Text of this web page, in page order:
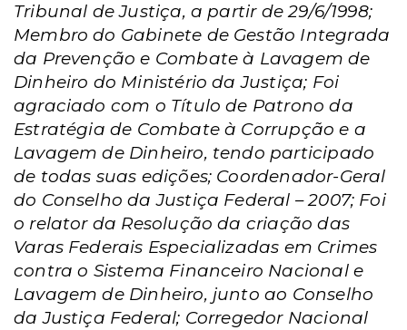
Tribunal de Justiça, a partir de 29/6/1998;
Membro do Gabinete de Gestão Integrada
da Prevenção e Combate à Lavagem de
Dinheiro do Ministério da Justiça; Foi
agraciado com o Título de Patrono da
Estratégia de Combate à Corrupção e a
Lavagem de Dinheiro, tendo participado
de todas suas edições; Coordenador-Geral
do Conselho da Justiça Federal – 2007; Foi
o relator da Resolução da criação das
Varas Federais Especializadas em Crimes
contra o Sistema Financeiro Nacional e
Lavagem de Dinheiro, junto ao Conselho
da Justiça Federal; Corregedor Nacional